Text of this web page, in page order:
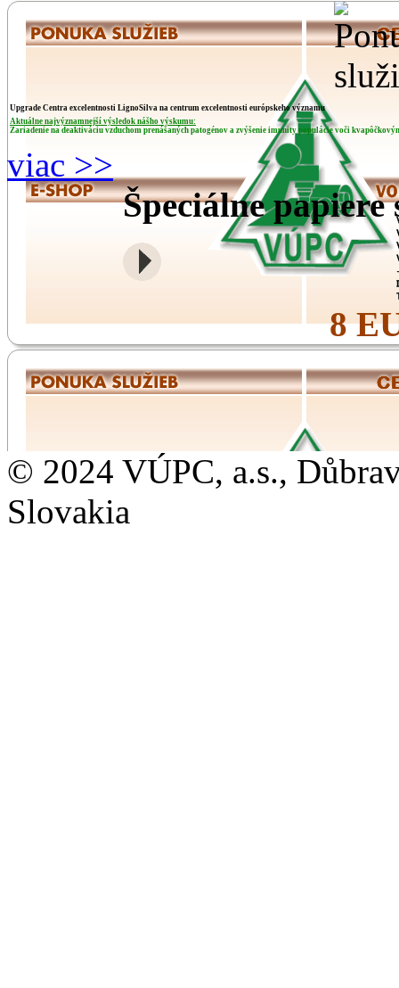
Upgrade Centra excelentnosti LignoSilva na centrum excelentnosti európskeho významu
Aktuálne najvýznamnejší výsledok nášho výskumu:
Zariadenie na deaktiváciu vzduchom prenášaných patogénov a zvýšenie imunity populácie voči
viac >>
Špeciálne
8
© 2024 VÚPC, a.s.,
Slovakia